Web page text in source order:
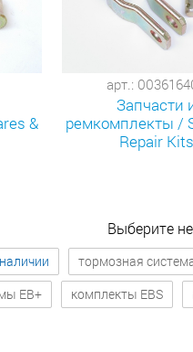
&
арт.:
Запчасти
ремкомплекты /
Repair Kits
Выберите
тормозная
EB+
комплекты EBS